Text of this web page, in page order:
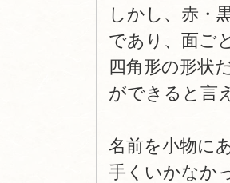
しかし、赤・
であり、面ご
四角形の形状
ができると言
名前を小物に
手くいかなか